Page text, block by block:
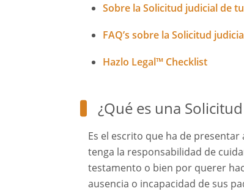
Sobre la Solicitud judicial de
FAQ’s sobre la Solicitud
Hazlo Legal™ Checklist
¿Qué es una
Es el escrito que ha de
tenga la responsabilidad de
testamento o bien por querer
ausencia o incapacidad de sus